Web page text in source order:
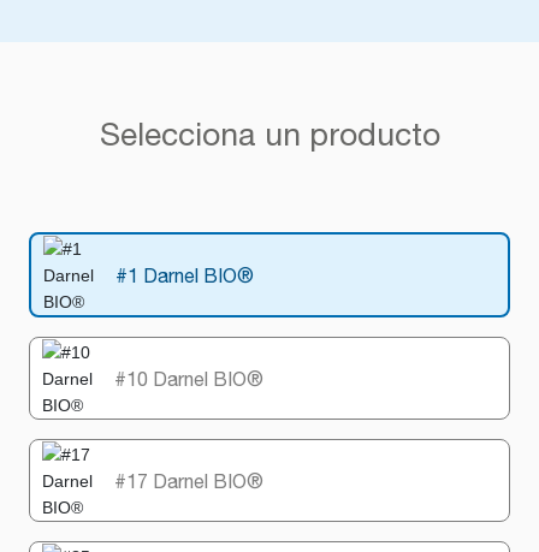
Selecciona un producto
#1 Darnel BIO®
#10 Darnel BIO®
#17 Darnel BIO®